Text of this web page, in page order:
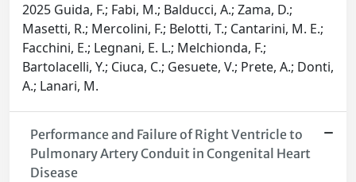
2025 Guida, F.; Fabi, M.; Balducci, A.; Zama, D.;
Masetti, R.; Mercolini, F.; Belotti, T.; Cantarini, M. E.;
Facchini, E.; Legnani, E. L.; Melchionda, F.;
Bartolacelli, Y.; Ciuca, C.; Gesuete, V.; Prete, A.; Donti,
A.; Lanari, M.
Performance and Failure of Right Ventricle to
Pulmonary Artery Conduit in Congenital Heart
Disease